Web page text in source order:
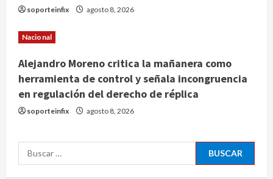
soporteinfix agosto 8, 2026
Nacional
Alejandro Moreno critica la mañanera como
herramienta de control y señala incongruencia
en regulación del derecho de réplica
soporteinfix agosto 8, 2026
Buscar:
España impone controles
Muere a los 26 años Sydney Towle,
influencer que documentó su lucha
contra el cáncer